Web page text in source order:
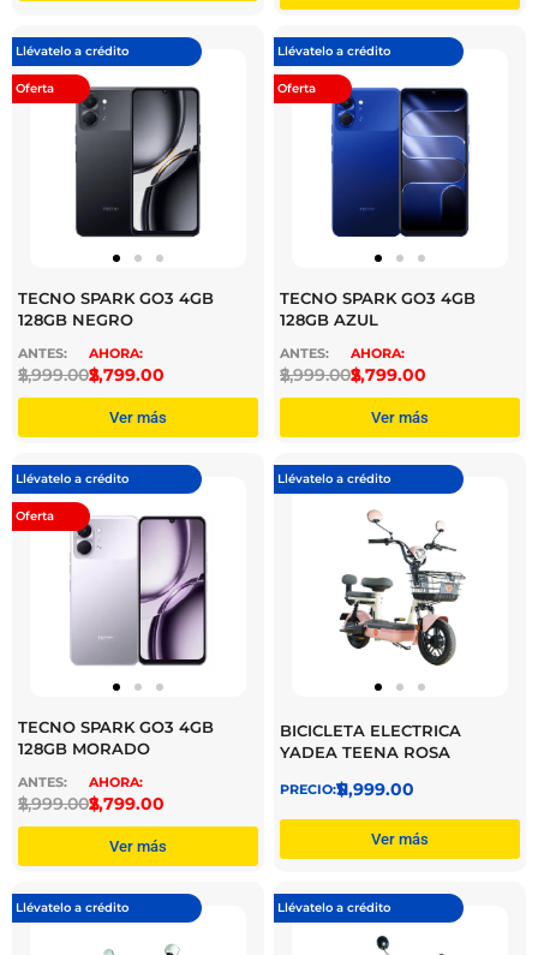
Llévatelo a crédito
Oferta
TECNO SPARK GO3 4GB
128GB NEGRO
$
2,999.00$
2,799.00
Ver más
Llévatelo a crédito
Oferta
TECNO SPARK GO3 4GB
128GB AZUL
$
2,999.00$
2,799.00
Ver más
Llévatelo a crédito
Oferta
TECNO SPARK GO3 4GB
128GB MORADO
$
2,999.00$
2,799.00
Ver más
Llévatelo a crédito
BICICLETA ELECTRICA
YADEA TEENA ROSA
$
11,999.00
Ver más
Llévatelo a crédito Llévatelo a crédito